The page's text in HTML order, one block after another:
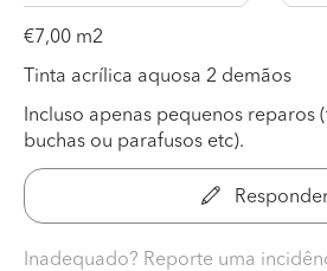
€7,00 m2
Tinta acrílica aquosa 2 demãos
Incluso apenas pequenos reparos
buchas ou parafusos etc).
Inadequado? Reporte uma